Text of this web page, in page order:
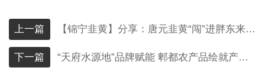
上一篇 【锦宁韭黄】分享：唐元韭黄“闯”进胖东来！天府水源地好物跨越千里，端上品质餐桌
下一篇 “天府水源地”品牌赋能 郫都农产品绘就产业兴农新画卷